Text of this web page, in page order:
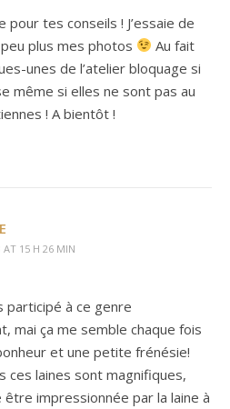
pour tes conseils ! J’essaie de
plus mes photos
Au fait
unes de l’atelier bloquage si
même si elles ne sont pas au
! A bientôt !
AT 15 H 26 MIN
participé à ce genre
mai ça me semble chaque fois
et une petite frénésie!
ces laines sont magnifiques,
être impressionnée par la laine à